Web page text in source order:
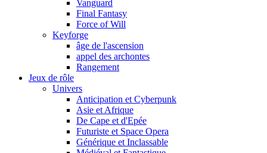
Vanguard
Final Fantasy
Force of Will
Keyforge
âge de l'ascension
appel des archontes
Rangement
Jeux de rôle
Univers
Anticipation et Cyberpunk
Asie et Afrique
De Cape et d'Epée
Futuriste et Space Opera
Générique et Inclassable